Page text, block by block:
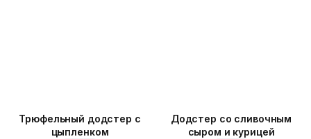
Трюфельный додстер c
цыпленком
Додстер со сливочным
сыром и курицей